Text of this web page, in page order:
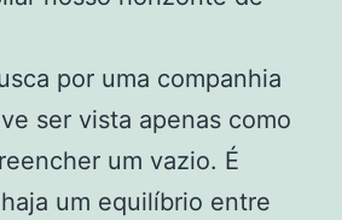
por uma companhia
ser vista apenas como
um vazio. É
um equilíbrio entre